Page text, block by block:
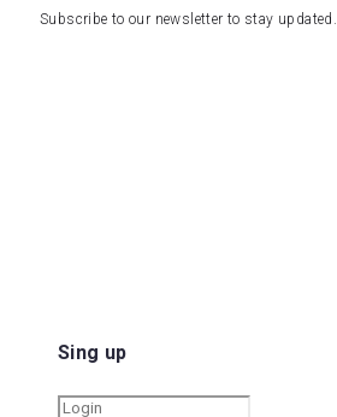
Subscribe to our newsletter to stay updated.
Sing up